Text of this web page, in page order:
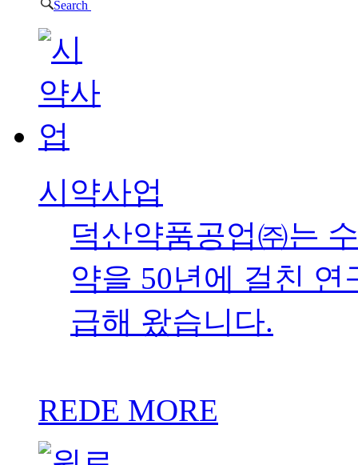
Search
시약사업
덕산약품공업㈜는
약을 50년에 걸친
급해 왔습니다.
REDE MORE